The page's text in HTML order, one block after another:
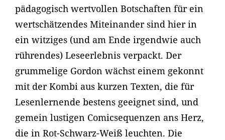
pädagogisch wertvollen Botschaften für ein
wertschätzendes Miteinander sind hier in
ein witziges (und am Ende irgendwie auch
rührendes) Leseerlebnis verpackt. Der
grummelige Gordon wächst einem gekonnt
mit der Kombi aus kurzen Texten, die für
Lesenlernende bestens geeignet sind, und
gemein lustigen Comicsequenzen ans Herz,
die in Rot-Schwarz-Weiß leuchten. Die